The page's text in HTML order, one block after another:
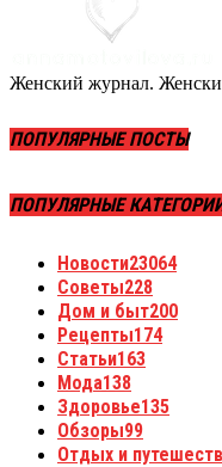
Женский журнал.
ПОПУЛЯРНЫЕ ПОСТЫ
ПОПУЛЯРНЫЕ
Новости23064
Советы228
Дом и быт200
Рецепты174
Статьи163
Мода138
Здоровье135
Обзоры99
Отдых и